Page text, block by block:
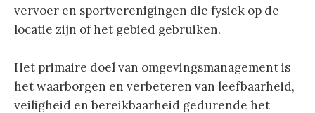
vervoer en sportverenigingen die fysiek op de
locatie zijn of het gebied gebruiken.
Het primaire doel van omgevingsmanagement is
het waarborgen en verbeteren van leefbaarheid,
veiligheid en bereikbaarheid gedurende het